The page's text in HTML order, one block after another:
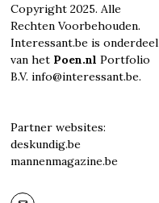
Copyright 2025. Alle
Rechten Voorbehouden.
Interessant.be is onderdeel
van het Poen.nl Portfolio
B.V. info@interessant.be.
Partner websites:
deskundig.be
mannenmagazine.be